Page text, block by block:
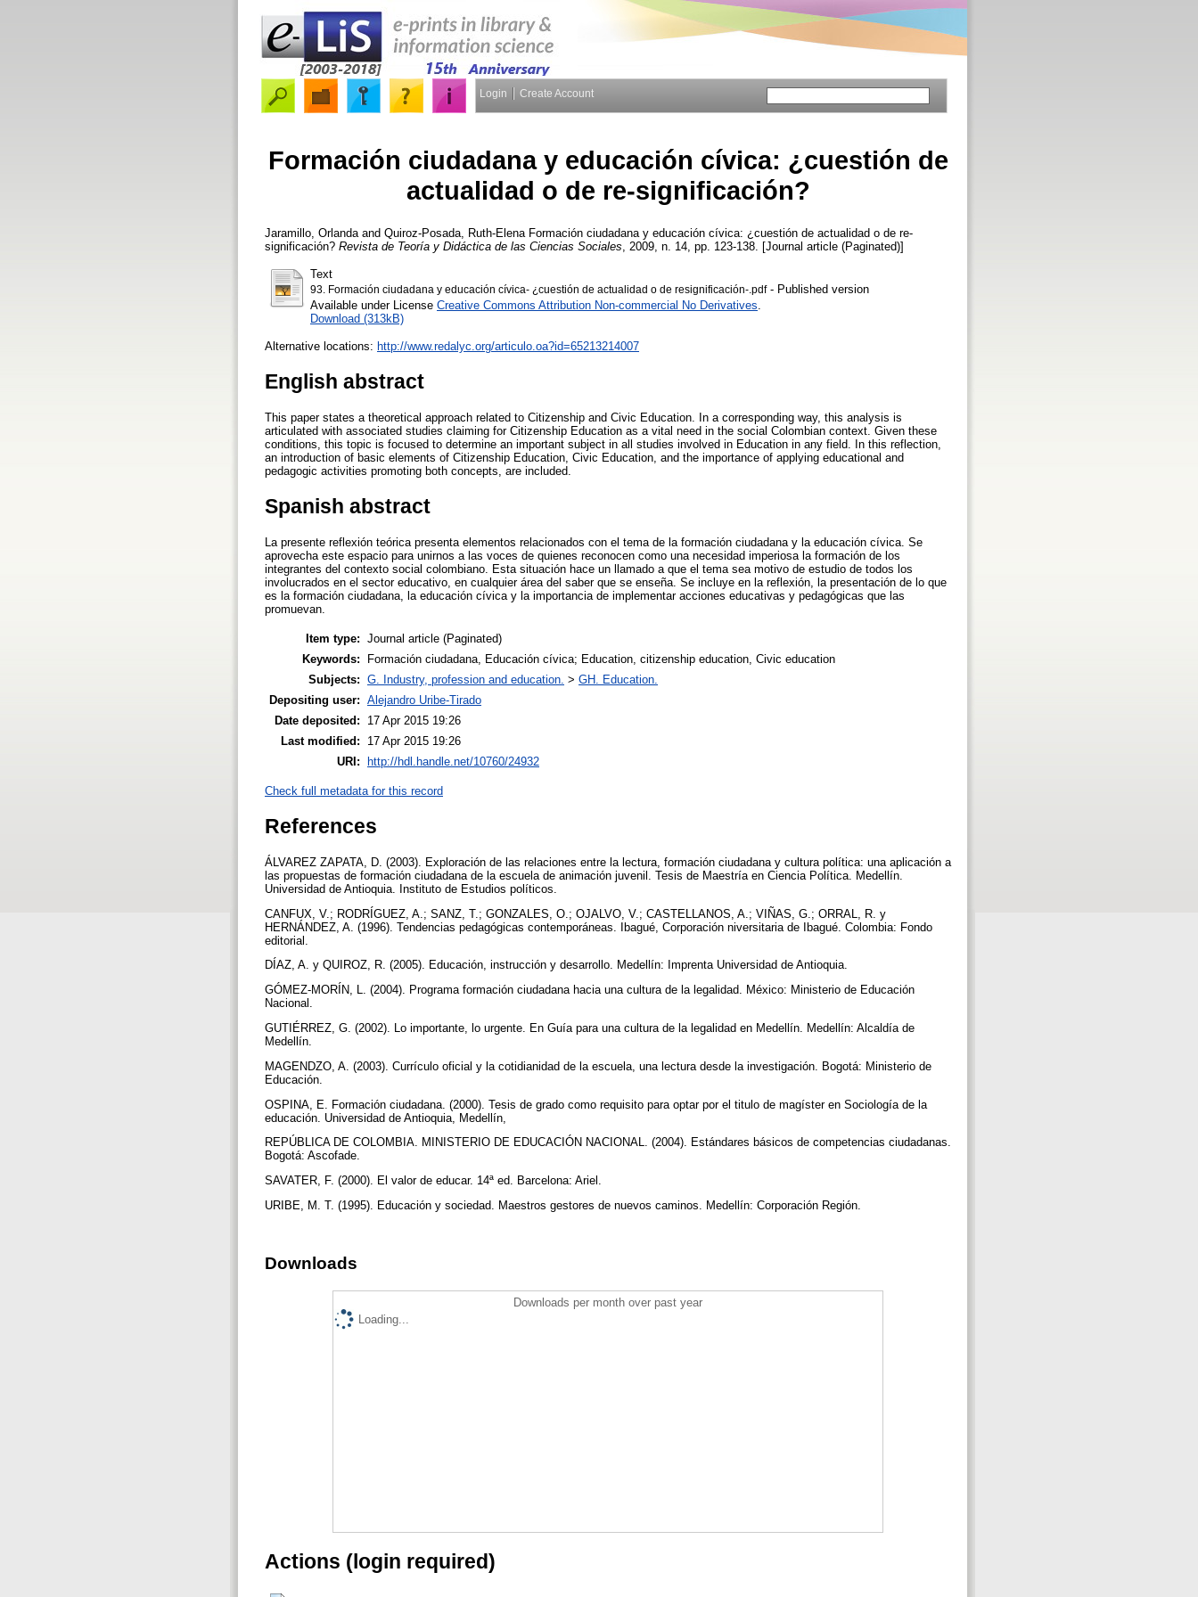
Login Create Account
Formación ciudadana y educación cívica: ¿cuestión de
actualidad o de re-significación?
Jaramillo, Orlanda and Quiroz-Posada, Ruth-Elena Formación ciudadana y educación cívica: ¿cuestión de actualidad o de re-
significación? Revista de Teoría y Didáctica de las Ciencias Sociales , 2009, n. 14, pp. 123-138. [Journal article (Paginated)]
Text
93. Formación ciudadana y educación cívica- ¿cuestión de actualidad o de resignificación-.pdf- Published version
Available under License Creative Commons Attribution Non-commercial No Derivatives
Download (313kB)
Alternative locations: http://www.redalyc.org/articulo.oa?id=65213214007
English abstract
This paper states a theoretical approach related to Citizenship and Civic Education. In a corresponding way, this analysis is
articulated with associated studies claiming for Citizenship Education as a vital need in the social Colombian context. Given these
conditions, this topic is focused to determine an important subject in all studies involved in Education in any field. In this reflection,
an introduction of basic elements of Citizenship Education, Civic Education, and the importance of applying educational and
pedagogic activities promoting both concepts, are included.
Spanish abstract
La presente reflexión teórica presenta elementos relacionados con el tema de la formación ciudadana y la educación cívica. Se
aprovecha este espacio para unirnos a las voces de quienes reconocen como una necesidad imperiosa la formación de los
integrantes del contexto social colombiano. Esta situación hace un llamado a que el tema sea motivo de estudio de todos los
involucrados en el sector educativo, en cualquier área del saber que se enseña. Se incluye en la reflexión, la presentación de lo que
es la formación ciudadana, la educación cívica y la importancia de implementar acciones educativas y pedagógicas que las
promuevan.
Item type: Journal article (Paginated)
Keywords:
Formación ciudadana, Educación cívica; Education, citizenship education, Civic education
Subjects: G. Industry, profession and education. > GH. Education.
Depositing user: Alejandro Uribe-Tirado
Date deposited:
17 Apr 2015 19:26
Last modified:
17 Apr 2015 19:26
URI:
http://hdl.handle.net/10760/24932
Check full metadata for this record
References
ÁLVAREZ ZAPATA, D. (2003). Exploración de las relaciones entre la lectura, formación ciudadana y cultura política: una aplicación a
las propuestas de formación ciudadana de la escuela de animación juvenil. Tesis de Maestría en Ciencia Política. Medellín.
Universidad de Antioquia. Instituto de Estudios políticos.
CANFUX, V.; RODRÍGUEZ, A.; SANZ, T.; GONZALES, O.; OJALVO, V.; CASTELLANOS, A.; VIÑAS, G.; ORRAL, R. y
HERNÁNDEZ, A. (1996). Tendencias pedagógicas contemporáneas. Ibagué, Corporación niversitaria de Ibagué. Colombia: Fondo
editorial.
DÍAZ, A. y QUIROZ, R. (2005). Educación, instrucción y desarrollo. Medellín: Imprenta Universidad de Antioquia.
GÓMEZ-MORÍN, L. (2004). Programa formación ciudadana hacia una cultura de la legalidad. México: Ministerio de Educación
Nacional.
GUTIÉRREZ, G. (2002). Lo importante, lo urgente. En Guía para una cultura de la legalidad en Medellín. Medellín: Alcaldía de
Medellín.
MAGENDZO, A. (2003). Currículo oficial y la cotidianidad de la escuela, una lectura desde la investigación. Bogotá: Ministerio de
Educación.
OSPINA, E. Formación ciudadana. (2000). Tesis de grado como requisito para optar por el titulo de magíster en Sociología de la
educación. Universidad de Antioquia, Medellín,
REPÚBLICA DE COLOMBIA. MINISTERIO DE EDUCACIÓN NACIONAL. (2004). Estándares básicos de competencias ciudadanas.
Bogotá: Ascofade.
SAVATER, F. (2000). El valor de educar. 14ª ed. Barcelona: Ariel.
URIBE, M. T. (1995). Educación y sociedad. Maestros gestores de nuevos caminos. Medellín: Corporación Región.
Downloads
Downloads per month over past year
Loading...
Actions (login required)